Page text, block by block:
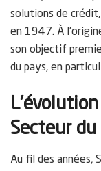
solutions de
en 1947. À
son objectif
du pays, en
Secteur du
Au fil des années,